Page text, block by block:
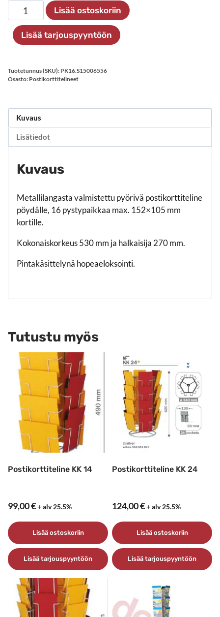
Postikorttiteline
pöydälle
määrä
Lisää ostoskoriin
Lisää tarjouspyyntöön
Tuotetunnus (SKU): PK16.S15006556
Osasto: Postikorttitelineet
Kuvaus
Lisätiedot
Kuvaus
Metallilangasta valmistettu pyörivä postikorttiteline
pöydälle, 16 pystypaikkaa max. 152×105 mm
kortille.
Kokonaiskorkeus 530 mm ja halkaisija 270 mm.
Pintakäsittelynä hopeaeloksointi.
Tutustu myös
Postikorttiteline KK 14
99,00€+ alv 25.5%
Lisää ostoskoriin
Lisää tarjouspyyntöön
Postikorttiteline KK 24
124,00€+ alv 25.5%
Lisää ostoskoriin
Lisää tarjouspyyntöön